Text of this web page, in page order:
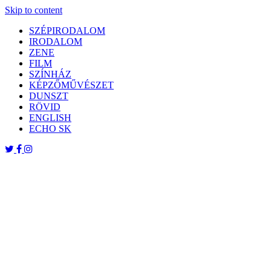
Skip to content
SZÉPIRODALOM
IRODALOM
ZENE
FILM
SZÍNHÁZ
KÉPZŐMŰVÉSZET
DUNSZT
RÖVID
ENGLISH
ECHO SK